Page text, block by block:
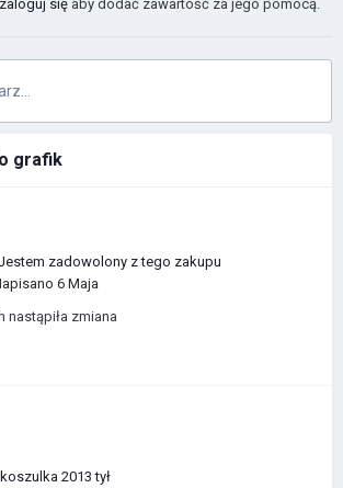
zaloguj się aby dodać zawartość za jego pomocą.
grafik
zadowolony z tego zakupu
6 Maja
nastąpiła zmiana
2013 tył